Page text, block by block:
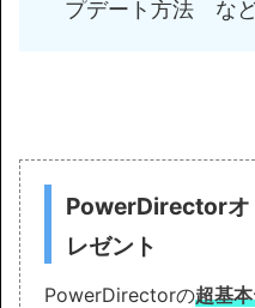
プデート方法 な
PowerDirectorオ
レゼント
PowerDirectorの超基